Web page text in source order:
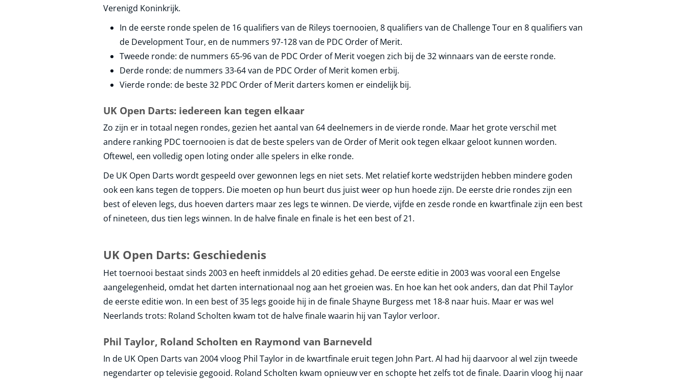
Verenigd Koninkrijk.
In de eerste ronde spelen de 16 qualifiers van de Rileys toernooien, 8 qualifiers van de Challenge Tour en 8 qualifiers van
de Development Tour, en de nummers 97-128 van de PDC Order of Merit.
Tweede ronde: de nummers 65-96 van de PDC Order of Merit voegen zich bij de 32 winnaars van de eerste ronde.
Derde ronde: de nummers 33-64 van de PDC Order of Merit komen erbij.
Vierde ronde: de beste 32 PDC Order of Merit darters komen er eindelijk bij.
UK Open Darts: iedereen kan tegen elkaar
Zo zijn er in totaal negen rondes, gezien het aantal van 64 deelnemers in de vierde ronde. Maar het grote verschil met
andere ranking PDC toernooien is dat de beste spelers van de Order of Merit ook tegen elkaar geloot kunnen worden.
Oftewel, een volledig open loting onder alle spelers in elke ronde.
De UK Open Darts wordt gespeeld over gewonnen legs en niet sets. Met relatief korte wedstrijden hebben mindere goden
ook een kans tegen de toppers. Die moeten op hun beurt dus juist weer op hun hoede zijn. De eerste drie rondes zijn een
best of eleven legs, dus hoeven darters maar zes legs te winnen. De vierde, vijfde en zesde ronde en kwartfinale zijn een best
of nineteen, dus tien legs winnen. In de halve finale en finale is het een best of 21.
UK Open Darts: Geschiedenis
Het toernooi bestaat sinds 2003 en heeft inmiddels al 20 edities gehad. De eerste editie in 2003 was vooral een Engelse
aangelegenheid, omdat het darten internationaal nog aan het groeien was. En hoe kan het ook anders, dan dat Phil Taylor
de eerste editie won. In een best of 35 legs gooide hij in de finale Shayne Burgess met 18-8 naar huis. Maar er was wel
Neerlands trots: Roland Scholten kwam tot de halve finale waarin hij van Taylor verloor.
Phil Taylor, Roland Scholten en Raymond van Barneveld
In de UK Open Darts van 2004 vloog Phil Taylor in de kwartfinale eruit tegen John Part. Al had hij daarvoor al wel zijn tweede
negendarter op televisie gegooid. Roland Scholten kwam opnieuw ver en schopte het zelfs tot de finale. Daarin vloog hij naar